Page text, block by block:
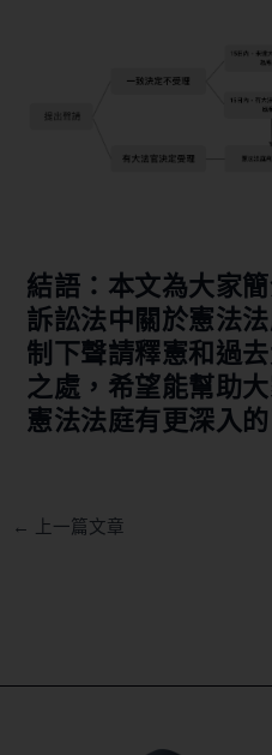
結語：本文為大家
訴訟法中關於憲法
制下聲請釋憲和過
之處，希望能幫助
憲法法庭有更深入的
← 上一篇文章